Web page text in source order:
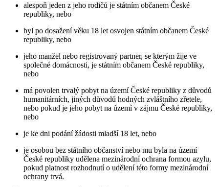
alespoň jeden z jeho rodičů je státním občanem České
republiky, nebo
byl po dosažení věku 18 let osvojen státním občanem České
republiky, nebo
jeho manžel nebo registrovaný partner, se kterým žije ve
společné domácnosti, je státním občanem České republiky,
nebo
má povolen trvalý pobyt na území České republiky z důvodů
humanitárních, jiných důvodů hodných zvláštního zřetele,
nebo pokud je jeho pobyt na území v zájmu České republiky,
nebo
je ke dni podání žádosti mladší 18 let, nebo
je osobou bez státního občanství nebo mu byla na území
České republiky udělena mezinárodní ochrana formou azylu,
pokud platnost rozhodnutí o udělení této formy mezinárodní
ochrany trvá.